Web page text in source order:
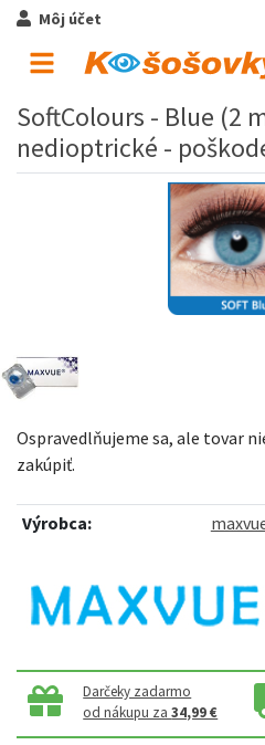
Môj účet
SoftColours - Blue (2
nedioptrické -
Ospravedlňujeme sa, ale tovar
zakúpiť.
Výrobca:
Darčeky zadarmo
od nákupu za34,99 €